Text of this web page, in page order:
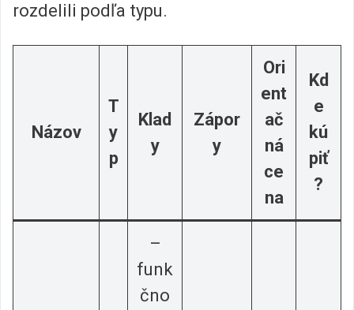
rozdelili podľa typu.
Názov
T
y
p
Klad
y
Zápor
y
Ori
ent
ač
ná
ce
na
Kd
e
kú
piť
?
–
funk
čno